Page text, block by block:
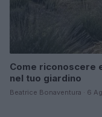
Come riconoscere
nel tuo giardino
Beatrice Bonaventura · 6